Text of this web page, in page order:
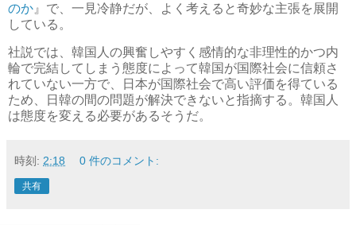
のか 』で、一見冷静だが、よく考えると奇妙な主張を展開
している。
社説では、韓国人の興奮しやすく感情的な非理性的かつ内
輪で完結してしまう態度によって韓国が国際社会に信頼さ
れていない一方で、日本が国際社会で高い評価を得ている
ため、日韓の間の問題が解決できないと指摘する。韓国人
は態度を変える必要があるそうだ。
時刻: 2:18 0 件のコメント:
共有